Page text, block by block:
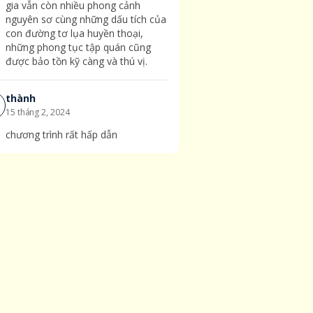
gia vẫn còn nhiều phong cảnh
nguyên sơ cùng những dấu tích của
con đường tơ lụa huyền thoại,
những phong tục tập quán cũng
được bảo tồn kỹ càng và thú vị.
thành
15 tháng2, 2024
chương trình rất hấp dẫn